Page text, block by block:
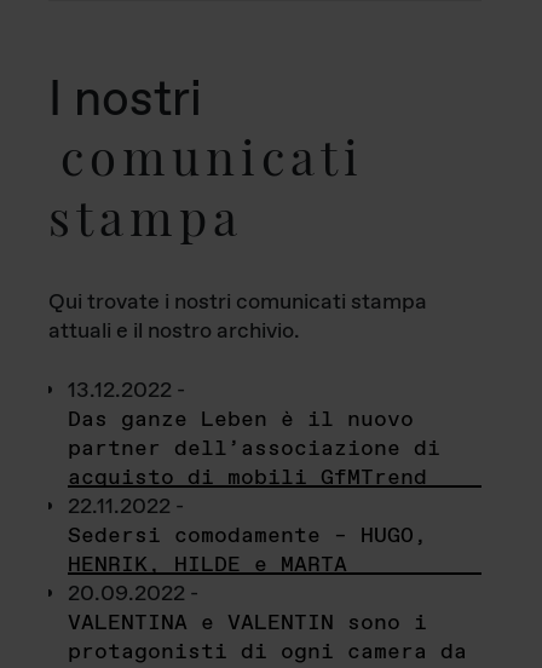
I nostri
comunicati
stampa
Qui trovate i nostri comunicati stampa
attuali e il nostro archivio.
13.12.2022 -
Das ganze Leben è il nuovo
partner dell’associazione di
acquisto di mobili GfMTrend
22.11.2022 -
Sedersi comodamente – HUGO,
HENRIK, HILDE e MARTA
20.09.2022 -
VALENTINA e VALENTIN sono i
protagonisti di ogni camera da